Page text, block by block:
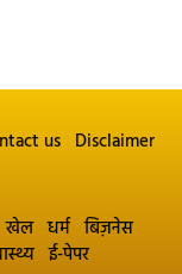
us Disclaimer
खेल धर्म बिज़नेस
ई-पेपर